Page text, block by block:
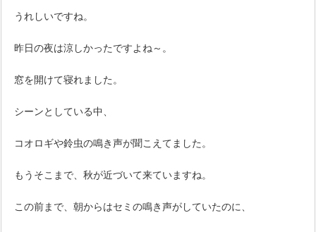
うれしいですね。
昨日の夜は涼しかったですよね～。
窓を開けて寝れました。
シーンとしている中、
コオロギや鈴虫の鳴き声が聞こえてました。
もうそこまで、秋が近づいて来ていますね。
この前まで、朝からはセミの鳴き声がしていたのに、